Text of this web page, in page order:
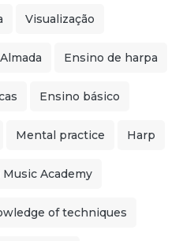
Visualização
Ensino de harpa
Ensino básico
Mental practice Harp
Music Academy
of techniques